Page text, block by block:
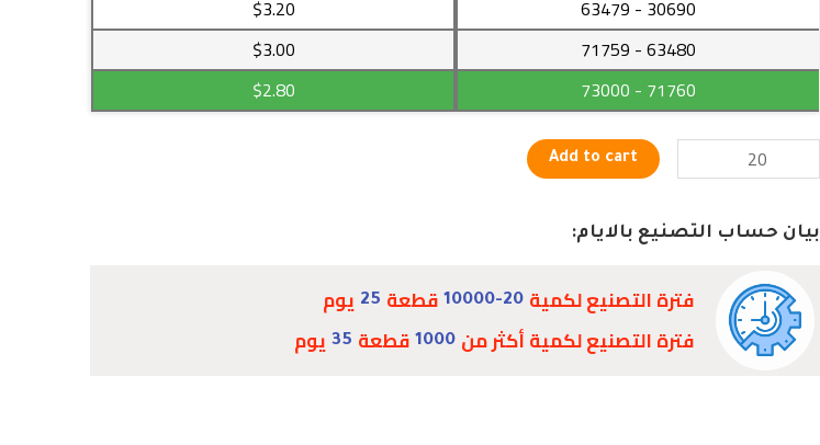
30690
- 63479
$3.20
63480
- 71759
$3.00
71760
- 73000
$2.80
Add to cart
بيان حساب التصنيع بالايام:
فترة التصنيع لكمية 10000-20 قطعة 25 يوم
فترة التصنيع لكمية أكثر من 1000 قطعة 35 يوم